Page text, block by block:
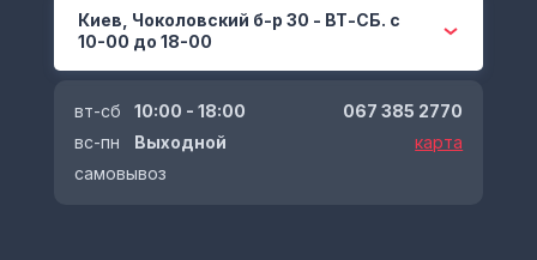
Киев, Чоколовский б-р 30 - ВТ-СБ. с
10-00 до 18-00
вт-сб
10:00 - 18:00
вс-пн
Выходной
самовывоз
067 385 2770
карта